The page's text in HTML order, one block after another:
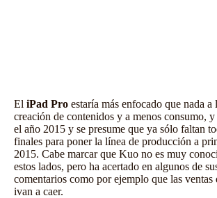
El iPad Pro estaría más enfocado que nada a
creación de contenidos y a menos consumo, y
el año 2015 y se presume que ya sólo faltan
finales para poner la línea de producción a
2015. Cabe marcar que Kuo no es muy
estos lados, pero ha acertado en algunos de
comentarios como por ejemplo que las ventas
ivan a caer.